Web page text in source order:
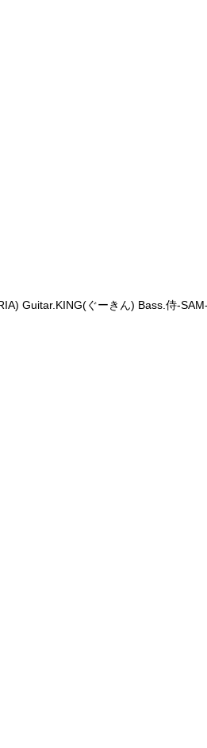
Guitar.KING(ぐーきん) Bass.侍-